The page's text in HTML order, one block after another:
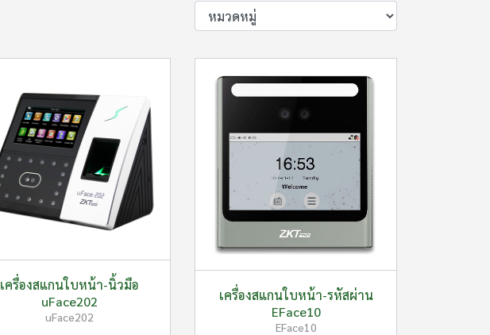
เครื่องสแกนใบหน้า-นิ้วมือ
uFace202
uFace202
เครื่องสแกนใบหน้า-รหัสผ่าน
EFace10
EFace10